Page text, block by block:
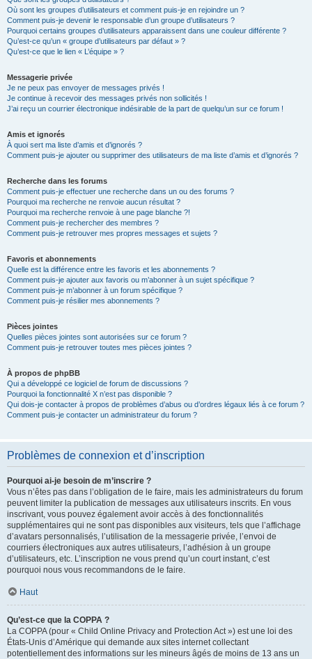
Où sont les groupes d’utilisateurs et comment puis-je en rejoindre un ?
Comment puis-je devenir le responsable d’un groupe d’utilisateurs ?
Pourquoi certains groupes d’utilisateurs apparaissent dans une couleur différente ?
Qu’est-ce qu’un « groupe d’utilisateurs par défaut » ?
Qu’est-ce que le lien « L’équipe » ?
Messagerie privée
Je ne peux pas envoyer de messages privés !
Je continue à recevoir des messages privés non sollicités !
J’ai reçu un courrier électronique indésirable de la part de quelqu’un sur ce forum !
Amis et ignorés
À quoi sert ma liste d’amis et d’ignorés ?
Comment puis-je ajouter ou supprimer des utilisateurs de ma liste d’amis et d’ignorés ?
Recherche dans les forums
Comment puis-je effectuer une recherche dans un ou des forums ?
Pourquoi ma recherche ne renvoie aucun résultat ?
Pourquoi ma recherche renvoie à une page blanche ?!
Comment puis-je rechercher des membres ?
Comment puis-je retrouver mes propres messages et sujets ?
Favoris et abonnements
Quelle est la différence entre les favoris et les abonnements ?
Comment puis-je ajouter aux favoris ou m’abonner à un sujet spécifique ?
Comment puis-je m’abonner à un forum spécifique ?
Comment puis-je résilier mes abonnements ?
Pièces jointes
Quelles pièces jointes sont autorisées sur ce forum ?
Comment puis-je retrouver toutes mes pièces jointes ?
À propos de phpBB
Qui a développé ce logiciel de forum de discussions ?
Pourquoi la fonctionnalité X n’est pas disponible ?
Qui dois-je contacter à propos de problèmes d’abus ou d’ordres légaux liés à ce forum ?
Comment puis-je contacter un administrateur du forum ?
Problèmes de connexion et d’inscription
Pourquoi ai-je besoin de m’inscrire ?
Vous n’êtes pas dans l’obligation de le faire, mais les administrateurs du forum
peuvent limiter la publication de messages aux utilisateurs inscrits. En vous
inscrivant, vous pouvez également avoir accès à des fonctionnalités
supplémentaires qui ne sont pas disponibles aux visiteurs, tels que l’affichage
d’avatars personnalisés, l’utilisation de la messagerie privée, l’envoi de
courriers électroniques aux autres utilisateurs, l’adhésion à un groupe
d’utilisateurs, etc. L’inscription ne vous prend qu’un court instant, c’est
pourquoi nous vous recommandons de le faire.
Haut
Qu’est-ce que la COPPA ?
La COPPA (pour « Child Online Privacy and Protection Act ») est une loi des
États-Unis d’Amérique qui demande aux sites internet collectant
potentiellement des informations sur les mineurs âgés de moins de 13 ans un